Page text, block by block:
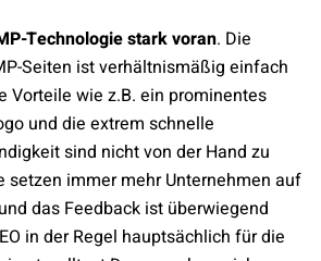
Technologie stark voran. Die
Seiten ist verhältnismäßig einfach
Vorteile wie z.B. ein prominentes
und die extrem schnelle
sind nicht von der Hand zu
setzen immer mehr Unternehmen auf
das Feedback ist überwiegend
in der Regel hauptsächlich für die